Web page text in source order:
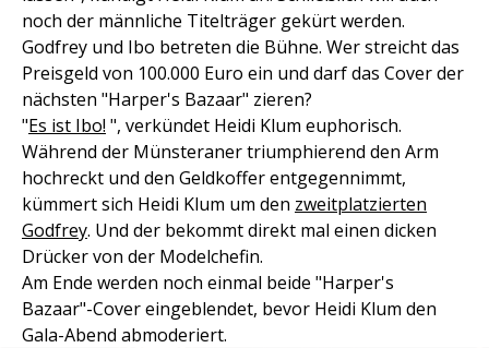
noch der männliche Titelträger gekürt werden.
Godfrey und Ibo betreten die Bühne. Wer streicht das
Preisgeld von 100.000 Euro ein und darf das Cover der
nächsten "Harper's Bazaar" zieren?
"Es ist Ibo! ", verkündet Heidi Klum euphorisch.
Während der Münsteraner triumphierend den Arm
hochreckt und den Geldkoffer entgegennimmt,
kümmert sich Heidi Klum um den zweitplatzierten
Godfrey. Und der bekommt direkt mal einen dicken
Drücker von der Modelchefin.
Am Ende werden noch einmal beide "Harper's
Bazaar"-Cover eingeblendet, bevor Heidi Klum den
Gala-Abend abmoderiert.